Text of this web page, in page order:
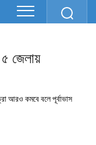
জেলায়
আরও কমবে বলে পূর্বাভাস